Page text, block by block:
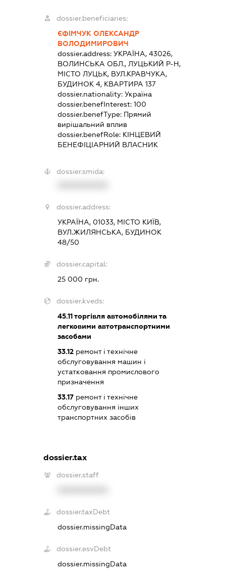
dossier.beneficiaries:
ЄФІМЧУК ОЛЕКСАНДР
ВОЛОДИМИРОВИЧ
dossier.address: УКРАЇНА, 43026,
ВОЛИНСЬКА ОБЛ., ЛУЦЬКИЙ Р-Н,
МІСТО ЛУЦЬК, ВУЛ.КРАВЧУКА,
БУДИНОК 4, КВАРТИРА 137
dossier.nationality: Україна
dossier.benefInterest: 100
dossier.benefType: Прямий
вирішальний вплив
dossier.benefRole: КІНЦЕВИЙ
БЕНЕФІЦІАРНИЙ ВЛАСНИК
dossier.smida:
dossier.address:
УКРАЇНА, 01033, МІСТО КИЇВ,
ВУЛ.ЖИЛЯНСЬКА, БУДИНОК
48/50
dossier.capital:
25 000 грн.
dossier.kveds:
45.11торгівля автомобілями та
легковими автотранспортними
засобами
33.12ремонт і технічне
обслуговування машин і
устатковання промислового
призначення
33.17ремонт і технічне
обслуговування інших
транспортних засобів
dossier.tax
dossier.staff
dossier.taxDebt
dossier.missingData
dossier.esvDebt
dossier.missingData